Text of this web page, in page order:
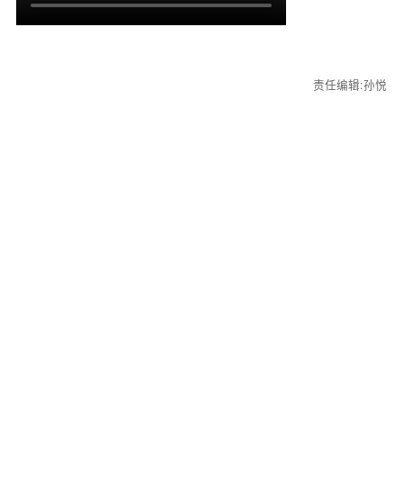
责任编辑:孙悦